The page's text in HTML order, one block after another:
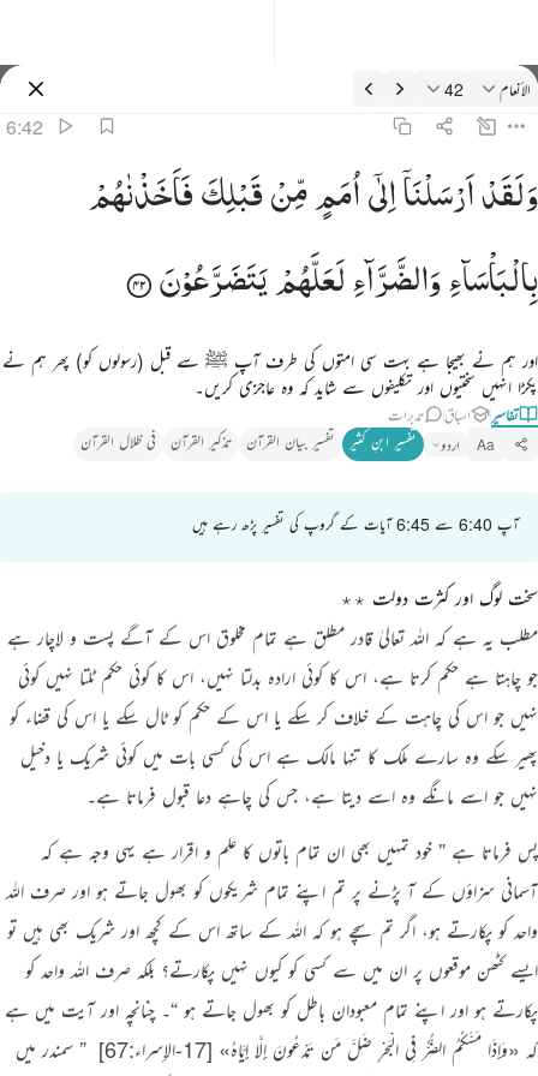
تفسیر: الأنعام 6:42
الأنعام 42
6:42
ولقد ارسلنا الى امم من قبلك فاخذناهم بالباساء والضراء لعلهم يتضرعون ٤٢
وَلَقَدْ أَرْسَلْنَآ إِلَىٰٓ أُمَمٍۢ مِّن قَبْلِكَ فَأَخَذْنَـٰهُم بِٱلْبَأْسَآءِ وَٱلضَّرَّآءِ لَعَلَّهُمْ يَتَضَرَّعُونَ ٤٢
وَلَقَدْاَرْسَلْنَاۤاِلٰۤیاُمَمٍمِّنْقَبْلِكَفَاَخَذْنٰهُمْ
بِالْبَاْسَآءِوَالضَّرَّآءِلَعَلَّهُمْیَتَضَرَّعُوْنَ
اور ہم نے بھیجا ہے بہت سی امتوں کی طرف آپ ﷺ سے قبل (رسولوں کو) پھر ہم نے
پکڑا انہیں سختیوں اور تکلیفوں سے شاید کہ وہ عاجزی کریں۔
تفاسیر اسباق تدبرات
Aa اردو تفسیر ابنِ کثیر تفسیر بیان القرآن تذکیر القرآن فی ظلال القرآن
آپ 6:40 سے 6:45 آیات کے گروپ کی تفسیر پڑھ رہے ہیں
سخت لوگ اور کثرت دولت ٭٭
مطلب یہ ہے کہ اللہ تعالیٰ قادر مطلق ہے تمام مخلوق اس کے آگے پست و لاچار ہے
جو چاہتا ہے حکم کرتا ہے، اس کا کوئی ارادہ بدلتا نہیں، اس کا کوئی حکم ٹلتا نہیں کوئی
نہیں جو اس کی چاہت کے خلاف کر سکے یا اس کے حکم کو ٹال سکے یا اس کی قضاء کو
پھیر سکے وہ سارے ملک کا تنہا مالک ہے اس کی کسی بات میں کوئی شریک یا دخیل
نہیں جو اسے مانگے وہ اسے دیتا ہے، جس کی چاہے دعا قبول فرماتا ہے۔
پس فرماتا ہے ” خود تمہیں بھی ان تمام باتوں کا علم و اقرار ہے یہی وجہ ہے کہ
آسمانی سزاؤں کے آ پڑنے پر تم اپنے تمام شریکوں کو بھول جاتے ہو اور صرف اللہ
واحد کو پکارتے ہو، اگر تم سچے ہو کہ اللہ کے ساتھ اس کے کچھ اور شریک بھی ہیں تو
ایسے کٹھن موقعوں پر ان میں سے کسی کو کیوں نہیں پکارتے؟ بلکہ صرف اللہ واحد کو
پکارتے ہو اور اپنے تمام معبودان باطل کو بھول جاتے ہو “۔ چنانچہ اور آیت میں ہے
کہ «وَإِذَا مَسَّكُمُ الضُّرُّ فِي الْبَحْرِ ضَلَّ مَن تَدْعُونَ إِلَّا إِيَّاهُ» [17-الإسراء:67]
” سمندر میں